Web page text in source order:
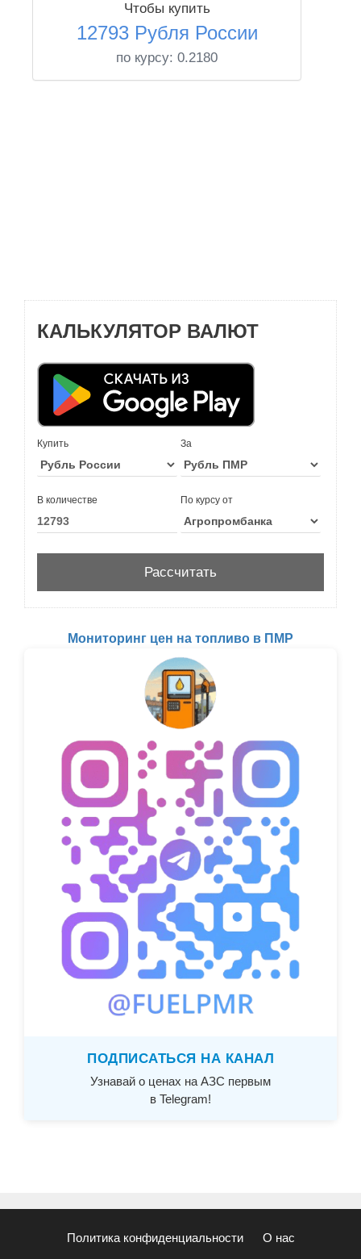
Чтобы купить
12793 Рубля России
по курсу: 0.2180
КАЛЬКУЛЯТОР ВАЛЮТ
Купить За
В количестве По курсу от
Мониторинг цен на топливо в ПМР
ПОДПИСАТЬСЯ НА КАНАЛ
Узнавай о ценах на АЗС первым
в Telegram!
Политика конфиденциальности О нас